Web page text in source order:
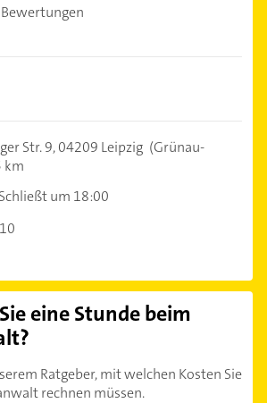
Str. 9,04209 Leipzig (Grünau-
km
Schließt um 18:00
eine Stunde beim
Ratgeber, mit welchen Kosten Sie
rechnen müssen.